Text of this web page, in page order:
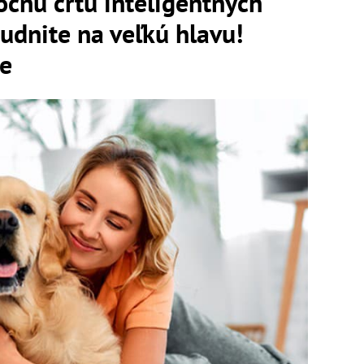
na veľkú hlavu!